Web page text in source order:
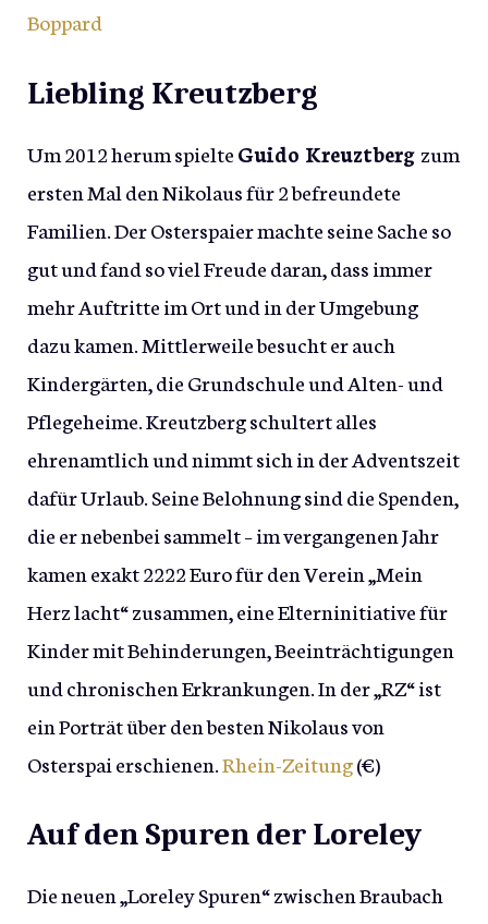
Boppard
Liebling Kreutzberg
Um 2012 herum spielteGuido Kreuztberg zum
ersten Mal den Nikolaus für 2 befreundete
Familien. Der Osterspaier machte seine Sache so
gut und fand so viel Freude daran, dass immer
mehr Auftritte im Ort und in der Umgebung
dazu kamen. Mittlerweile besucht er auch
Kindergärten, die Grundschule und Alten- und
Pflegeheime. Kreutzberg schultert alles
ehrenamtlich und nimmt sich in der Adventszeit
dafür Urlaub. Seine Belohnung sind die Spenden,
die er nebenbei sammelt – im vergangenen Jahr
kamen exakt 2222 Euro für den Verein „Mein
Herz lacht“ zusammen, eine Elterninitiative für
Kinder mit Behinderungen, Beeinträchtigungen
und chronischen Erkrankungen. In der „RZ“ ist
ein Porträt über den besten Nikolaus von
Osterspai erschienen.Rhein-Zeitung(€)
Auf den Spuren der Loreley
Die neuen „Loreley Spuren“ zwischen Braubach